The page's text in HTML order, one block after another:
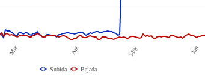
Mar Apr May Jun
Subida Bajada